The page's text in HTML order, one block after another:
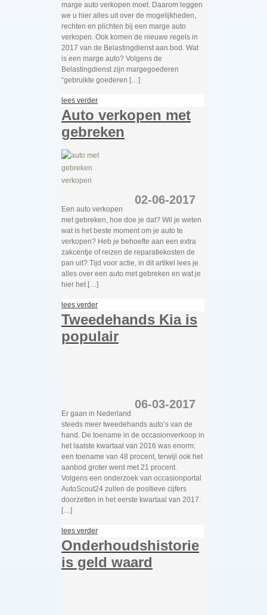
marge auto verkopen moet. Daarom leggen
we u hier alles uit over de mogelijkheden,
rechten en plichten bij een marge auto
verkopen. Ook komen de nieuwe regels in
2017 van de Belastingdienst aan bod. Wat
is een marge auto? Volgens de
Belastingdienst zijn margegoederen
“gebruikte goederen […]
lees verder
Auto verkopen met
gebreken
02-06-2017
Een auto verkopen
met gebreken, hoe doe je dat? Wil je weten
wat is het beste moment om je auto te
verkopen? Heb je behoefte aan een extra
zakcentje of reizen de reparatiekosten de
pan uit? Tijd voor actie, in dit artikel lees je
alles over een auto met gebreken en wat je
hier het […]
lees verder
Tweedehands Kia is
populair
06-03-2017
Er gaan in Nederland
steeds meer tweedehands auto’s van de
hand. De toename in de occasionverkoop in
het laatste kwartaal van 2016 was enorm:
een toename van 48 procent, terwijl ook het
aanbod groter werd met 21 procent.
Volgens een onderzoek van occasionportal
AutoScout24 zullen de positieve cijfers
doorzetten in het eerste kwartaal van 2017.
[…]
lees verder
Onderhoudshistorie
is geld waard